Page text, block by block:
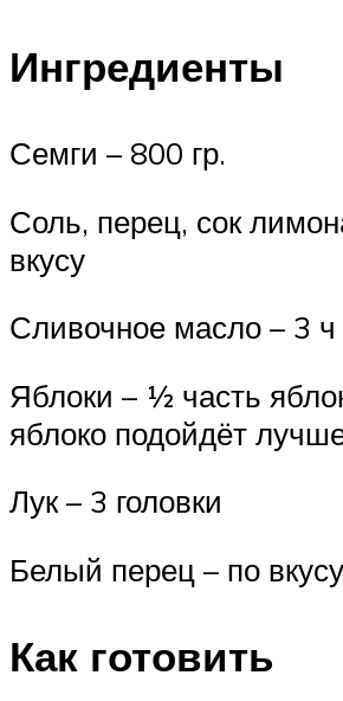
Ингредиенты
Семги – 800 гр.
Соль, перец, сок
вкусу
Сливочное масло – 3 ч
Яблоки – ½ часть
яблоко подойдёт
Лук – 3 головки
Белый перец – по вкусу
Как готовить